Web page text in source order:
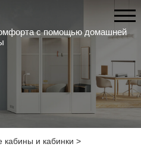
с помощью домашней
кабины и кабинки >